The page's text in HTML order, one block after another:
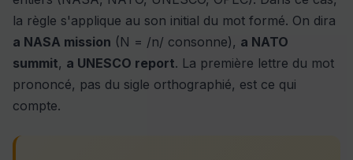
la règle s'applique au son initial du mot formé. On dira
a NASA mission (N = /n/ consonne), a NATO
summit, a UNESCO report. La première lettre du mot
prononcé, pas du sigle orthographié, est ce qui
compte.